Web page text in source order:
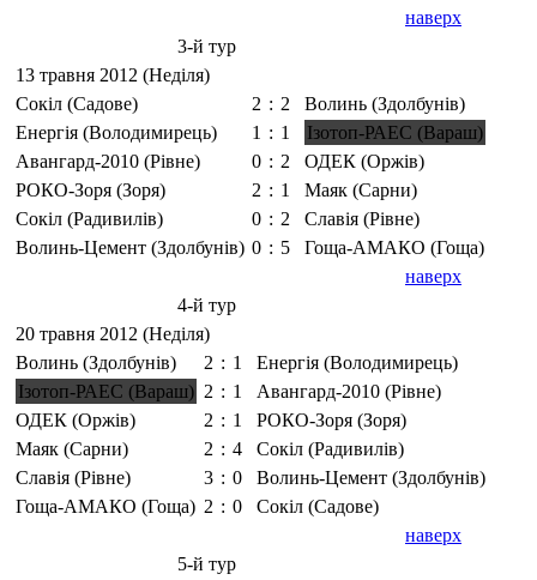
наверх
3-й тур
13 травня 2012 (Неділя)
Сокіл (Садове)
2 : 2
Волинь (Здолбунів)
Енергія (Володимирець)
1 : 1
Ізотоп-РАЕС (Вараш)
Авангард-2010 (Рівне)
0 : 2
ОДЕК (Оржів)
РОКО-Зоря (Зоря)
2 : 1
Маяк (Сарни)
Сокіл (Радивилів)
0 : 2
Славія (Рівне)
Волинь-Цемент (Здолбунів) 0 : 5
Гоща-АМАКО (Гоща)
наверх
4-й тур
20 травня 2012 (Неділя)
Волинь (Здолбунів)
2 : 1
Енергія (Володимирець)
Ізотоп-РАЕС (Вараш) 2 : 1
Авангард-2010 (Рівне)
ОДЕК (Оржів)
2 : 1
РОКО-Зоря (Зоря)
Маяк (Сарни)
2 : 4
Сокіл (Радивилів)
Славія (Рівне)
3 : 0
Волинь-Цемент (Здолбунів)
Гоща-АМАКО (Гоща) 2 : 0
Сокіл (Садове)
наверх
5-й тур